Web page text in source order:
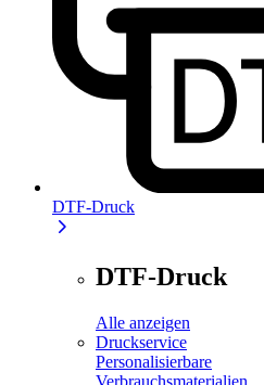
DTF-Druck
DTF-Druck
Alle anzeigen
Druckservice
Personalisierbare
Verbrauchsmaterialien